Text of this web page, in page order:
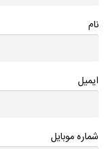
نام
ایمیل
شماره موبایل